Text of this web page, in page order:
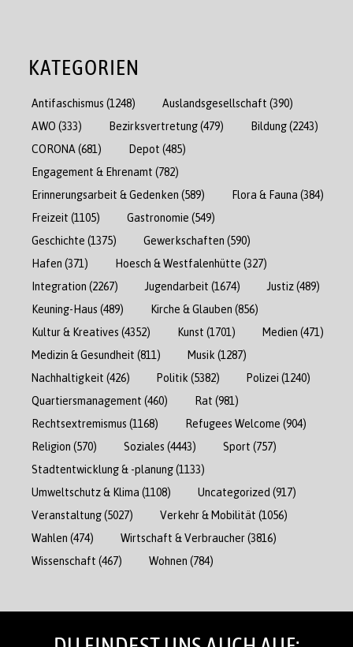
KATEGORIEN
Antifaschismus (1248) Auslandsgesellschaft (390)
AWO (333) Bezirksvertretung(479) Bildung(2243)
CORONA (681) Depot (485)
Engagement & Ehrenamt (782)
Erinnerungsarbeit & Gedenken (589) Flora & Fauna (384)
Freizeit (1105) Gastronomie (549)
Geschichte (1375) Gewerkschaften (590)
Hafen (371) Hoesch & Westfalenhütte (327)
Integration (2267) Jugendarbeit (1674) Justiz(489)
Keuning-Haus (489) Kirche & Glauben (856)
Kultur & Kreatives (4352) Kunst (1701) Medien (471)
Medizin & Gesundheit (811) Musik (1287)
Nachhaltigkeit (426) Politik (5382) Polizei (1240)
Quartiersmanagement (460) Rat (981)
Rechtsextremismus (1168) Refugees Welcome (904)
Religion (570) Soziales (4443) Sport (757)
Stadtentwicklung & -planung(1133)
Umweltschutz & Klima (1108) Uncategorized (917)
Veranstaltung(5027) Verkehr & Mobilität (1056)
Wahlen (474) Wirtschaft & Verbraucher(3816)
Wissenschaft (467) Wohnen (784)